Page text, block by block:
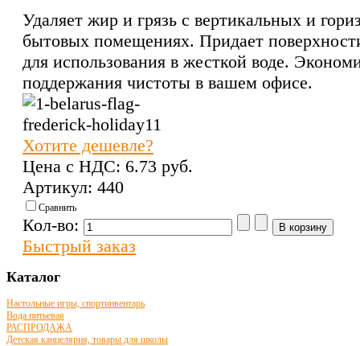
Удаляет жир и грязь с вертикальных и
бытовых помещениях. Придает
для использования в жесткой воде.
поддержания чистоты в вашем офисе.
Хотите дешевле?
Цена с НДС: 6.73 pуб.
Артикул: 440
Сравнить
Кол-во:
Быстрый заказ
Каталог
Настольные игры, спортинвентарь
Вода питьевая
РАСПРОДАЖА
Детская канцелярия, товары для школы